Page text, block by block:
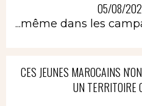
05/08/
...même dans les
CES JEUNES MAROCAINS
UN TERRITOIRE